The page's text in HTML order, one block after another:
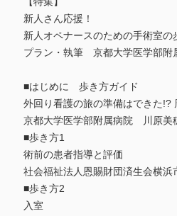
新人さん応援！
新人オペナースのための手術室の
プラン・執筆 京都大学医学部
■はじめに 歩き方ガイド
外回り看護の旅の準備はできた!?
京都大学医学部附属病院 川原美
■歩き方1
術前の患者指導と評価
社会福祉法人恩賜財団済生会横
■歩き方2
入室